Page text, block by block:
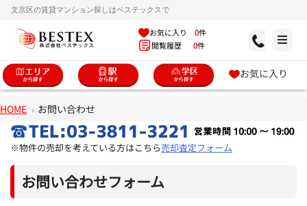
文京区の賃貸マンション探しはベステックスで
お気に入り 0件
閲覧履歴 0件
お気に入り
HOME お問い合わせ
※物件の売却を考えている方はこちら売却査定フォーム
お問い合わせフォーム